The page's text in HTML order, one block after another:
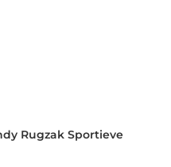
Rugzak Sportieve